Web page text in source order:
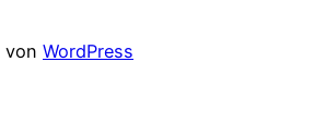
von WordPress